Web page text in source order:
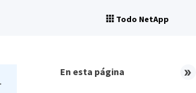
Todo NetApp
En esta página